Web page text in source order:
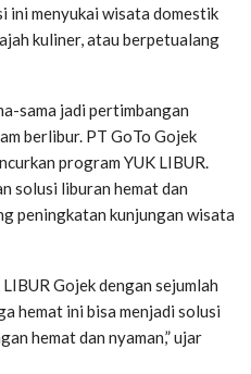
ini menyukai wisata domestik
kuliner, atau berpetualang
sama jadi pertimbangan
berlibur. PT GoTo Gojek
program YUK LIBUR.
solusi liburan hemat dan
peningkatan kunjungan wisata
Gojek dengan sejumlah
hemat ini bisa menjadi solusi
hemat dan nyaman,” ujar